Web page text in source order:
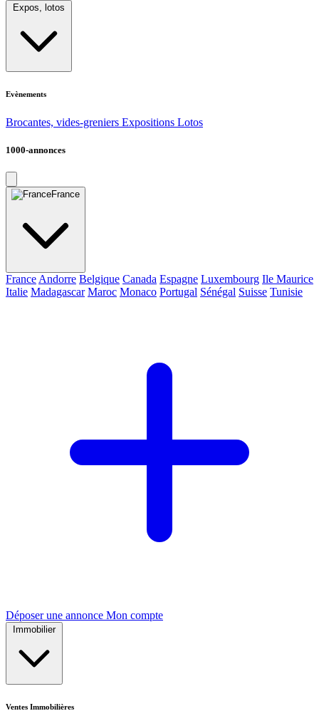
Expos, lotos
Evènements
Brocantes, vides-greniers Expositions Lotos
1000-annonces
France
France Andorre Belgique Canada Espagne Luxembourg Ile Maurice
Italie Madagascar Maroc Monaco Portugal Sénégal Suisse Tunisie
Déposer une annonce Mon compte
Immobilier
Ventes Immobilières